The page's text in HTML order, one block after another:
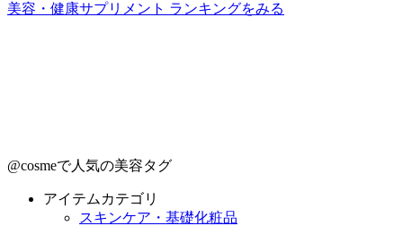
美容・健康サプリメント ランキングをみる
@cosmeで人気の美容タグ
アイテムカテゴリ
スキンケア・基礎化粧品